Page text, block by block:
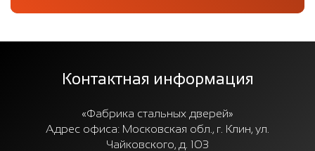
Контактная информация
«Фабрика стальных дверей»
Адрес офиса: Московская обл., г. Клин, ул.
Чайковского, д. 103